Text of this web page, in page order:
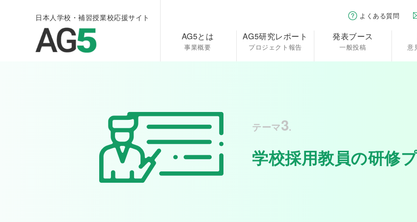
日本人学校・補習授業校応援サイト よくある質問
AG5とは
事業概要
AG5研究レポート
プロジェクト報告
発表ブース
一般投稿 意
テーマ3.
学校採用教員の研修